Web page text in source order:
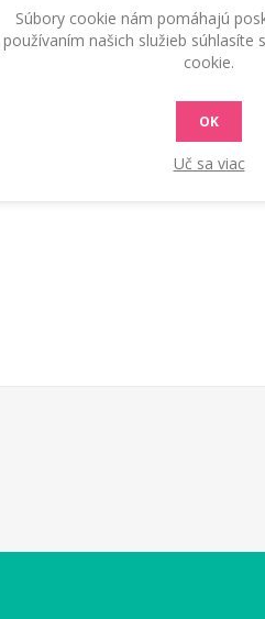
Súbory cookie nám pomáhajú
používaním našich služieb súhlasíte
cookie.
OK
Uč sa viac